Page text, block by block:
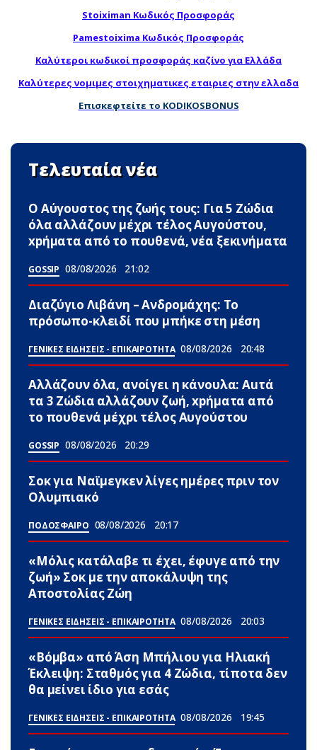
Stoiximan Κωδικός Προσφοράς
Pamestoixima Κωδικός Προσφοράς
Καλύτεροι κωδικοί προσφοράς καζίνο για Ελλάδα
Καλύτερες νομιμες στοιχηματικες εταιριες στην ελλαδα
Επισκεφτείτε το KODIKOSBONUS
Τελευταία νέα
Ο Αύγουστος της ζωής τους: Για 5 Zώδια
όλα αλλάζουν μέχρι τέλος Αυγούστου,
xpήματα από το πουθενά, νέα ξεκινήματα
GOSSIP 08/08/2026 21:02
Διαζύγιο Λιβάνη – Ανδρομάχης: Το
πρόσωπο-κλειδί που μπήκε στη μέση
ΓΕΝΙΚΕΣ ΕΙΔΗΣΕΙΣ - ΕΠΙΚΑΙΡΟΤΗΤΑ 08/08/2026 20:48
Αλλάζουν όλα, ανοίγει η κάνουλα: Αuτά
τα 3 Zώδια αλλάζουν ζωή, xpήματα από
το πουθενά μέχρι τέλος Αυγούστου
GOSSIP 08/08/2026 20:29
Σoκ για Ναϊμεγκεν λίγες ημέρες πριν τον
Ολυμπιακό
ΠΟΔΟΣΦΑΙΡΟ 08/08/2026 20:17
«Μόλις κατάλαβε τι έχει, έφυγε από την
ζωή» Σoκ με την αποκάλυψη της
Αποστολίας Ζώη
ΓΕΝΙΚΕΣ ΕΙΔΗΣΕΙΣ - ΕΠΙΚΑΙΡΟΤΗΤΑ 08/08/2026 20:03
«Βόμβα» από Άση Μπήλιου για Ηλιακή
Έκλειψη: Σταθμός για 4 Zώδια, τίποτα δεν
θα μείνει ίδιο για εσάς
ΓΕΝΙΚΕΣ ΕΙΔΗΣΕΙΣ - ΕΠΙΚΑΙΡΟΤΗΤΑ 08/08/2026 19:45